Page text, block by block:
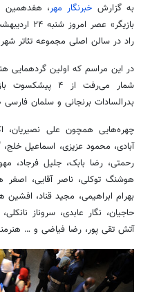
به گزارش خبرنگار مهر، هفدهمین
بازیگر»
راد در سالن اصلی مجموعه تئاتر
شمار می‌رفت از
بدرالسادات برنجانی و سلمان
چهره‌هایی همچون علی نصیریان،
آبادی، محمود عزیزی، اسماعیل خلج،
رحمتی، رضا بابک، جلیل فرجاد،
هوشنگ توکلی، ناصر آقایی، اصغر
بهرام ابراهیمی، مجید قناد،
حاجیان، نگار عابدی، سروناز
آتش تقی پور، رضا فیاضی و …